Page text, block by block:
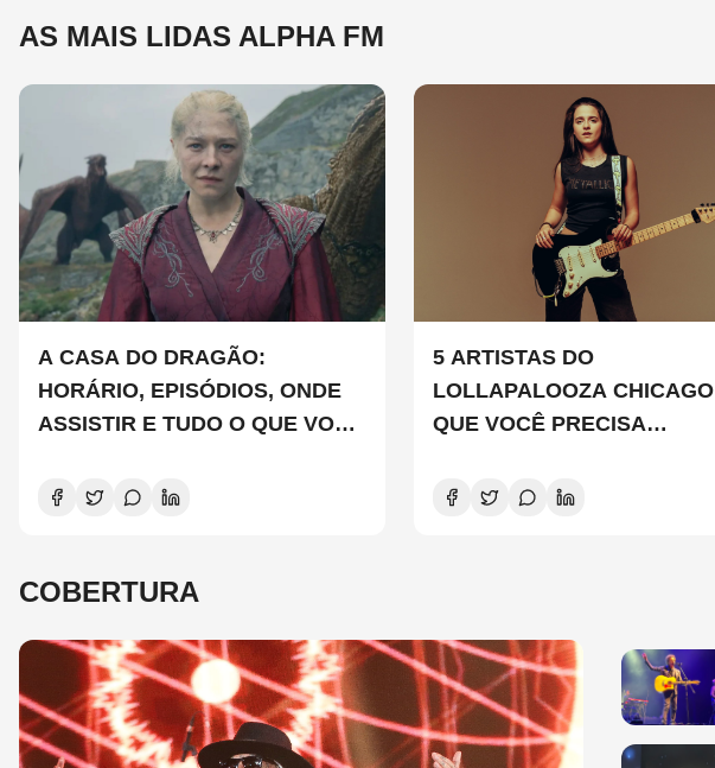
AS MAIS LIDAS ALPHA FM
A CASA DO DRAGÃO:
HORÁRIO, EPISÓDIOS, ONDE
ASSISTIR E TUDO O QUE VOCÊ
NOVA TEMPORADA
5 ARTISTAS DO
LOLLAPALOOZA CHICAGO
QUE VOCÊ PRECISA
COBERTURA